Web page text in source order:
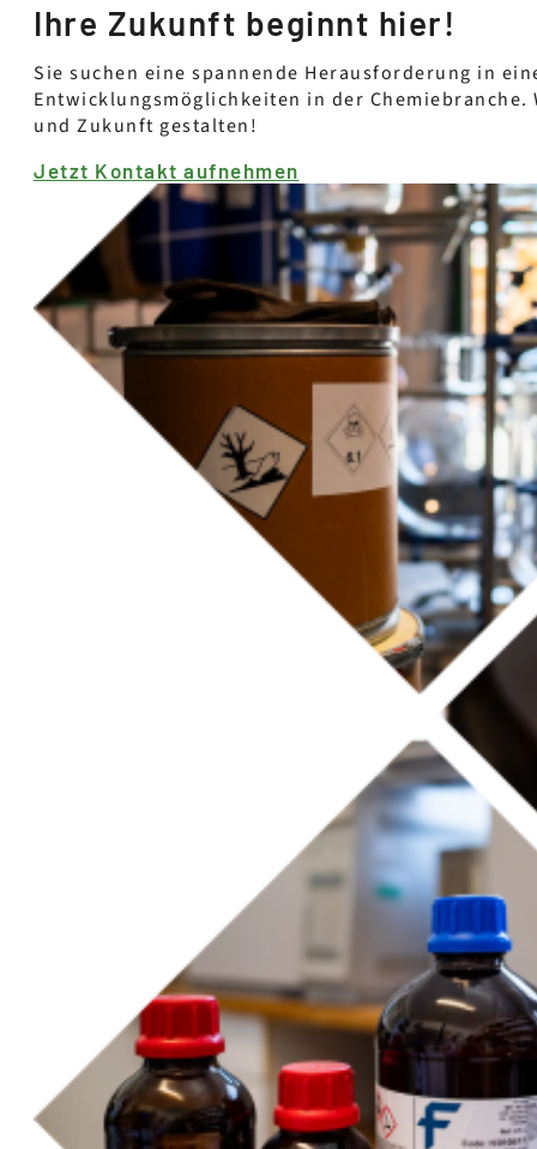
Ihre Zukunft beginnt hier!
Sie suchen eine spannende Herausforderung in
Entwicklungsmöglichkeiten in der
und Zukunft gestalten!
Jetzt Kontakt aufnehmen